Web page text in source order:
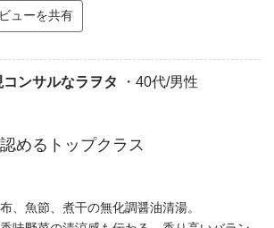
ューを共有
ンサルなラヲタ ・40代/男性
めるトップクラス
、魚節、煮干の無化調醤油清湯。